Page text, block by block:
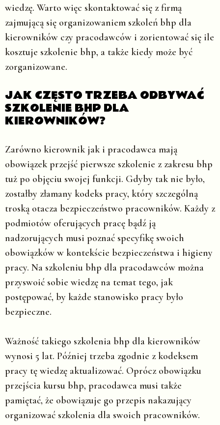
wiedzę. Warto więc skontaktować się z firmą
zajmującą się organizowaniem szkoleń bhp dla
kierowników czy pracodawców i zorientować się ile
kosztuje szkolenie bhp, a także kiedy może być
zorganizowane.
JAK CZĘSTO TRZEBA ODBYWAĆ
SZKOLENIE BHP DLA
KIEROWNIKÓW?
Zarówno kierownik jak i pracodawca mają
obowiązek przejść pierwsze szkolenie z zakresu bhp
tuż po objęciu swojej funkcji. Gdyby tak nie było,
zostałby złamany kodeks pracy, który szczególną
troską otacza bezpieczeństwo pracowników. Każdy z
podmiotów oferujących pracę bądź ją
nadzorujących musi poznać specyfikę swoich
obowiązków w kontekście bezpieczeństwa i higieny
pracy. Na szkoleniu bhp dla pracodawców można
przyswoić sobie wiedzę na temat tego, jak
postępować, by każde stanowisko pracy było
bezpieczne.
Ważność takiego szkolenia bhp dla kierowników
wynosi 5 lat. Później trzeba zgodnie z kodeksem
pracy tę wiedzę aktualizować. Oprócz obowiązku
przejścia kursu bhp, pracodawca musi także
pamiętać, że obowiązuje go przepis nakazujący
organizować szkolenia dla swoich pracowników.